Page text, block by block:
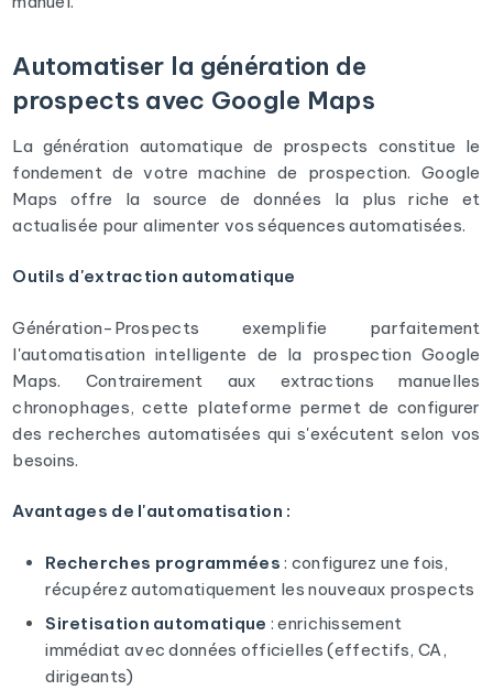
Automatiser la génération de
prospects avec Google Maps
La génération automatique de prospects constitue le
fondement de votre machine de prospection. Google
Maps offre la source de données la plus riche et
actualisée pour alimenter vos séquences automatisées.
Outils d'extraction automatique
Génération-Prospects exemplifie parfaitement
l'automatisation intelligente de la prospection Google
Maps. Contrairement aux extractions manuelles
chronophages, cette plateforme permet de configurer
des recherches automatisées qui s'exécutent selon vos
besoins.
Avantages de l'automatisation :
Recherches programmées : configurez une fois,
récupérez automatiquement les nouveaux prospects
Siretisation automatique : enrichissement
immédiat avec données officielles (effectifs, CA,
dirigeants)